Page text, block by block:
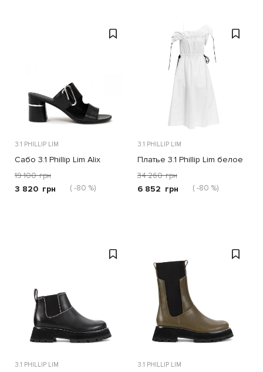
3.1 PHILLIP LIM
Сабо 3.1 Phillip Lim Alix
черные
19 100 грн
3 820 грн ( -80 %)
3.1 PHILLIP LIM
Платье 3.1 Phillip Lim белое
34 260 грн
6 852 грн ( -80 %)
3.1 PHILLIP LIM 3.1 PHILLIP LIM